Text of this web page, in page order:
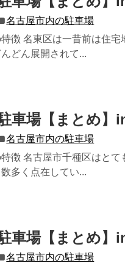
名古屋市内の駐車場
徴 名東区は一昔前は住
どん展開されて...
車場【まとめ】
名古屋市内の駐車場
徴 名古屋市千種区はと
多く点在してい...
車場【まとめ】
名古屋市内の駐車場